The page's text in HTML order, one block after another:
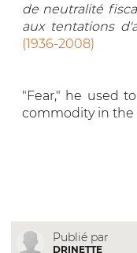
de neutralité
aux tentations
(1936-2008)
"Fear," he used
commodity in the
Publié par
DRINETTE